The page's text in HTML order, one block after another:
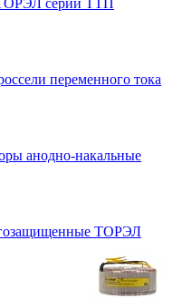
переменного тока
анодно-накальные
ТОРЭЛ